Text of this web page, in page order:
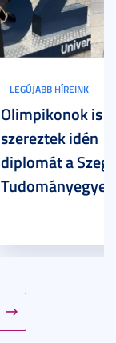
LEGÚJABB HÍREINK
Olimpikonok is
szereztek idén
diplomát a